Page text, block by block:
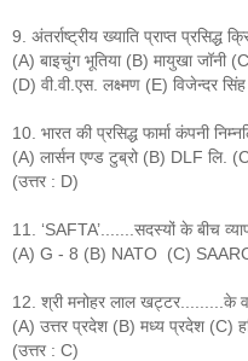
9. अंतर्राष्ट्रीय ख्याति प्राप्त
(A) बाइचुंग भूतिया (B) मायुखा जॉनी
(D) वी.वी.एस. लक्ष्मण (E) विजेन्दर
10. भारत की प्रसिद्ध फार्मा कंपनी
(A) लार्सन एण्ड टुब्रो (B) DLF लि.
(उत्तर : D)
11. ‘SAFTA’.......सदस्यों के बीच
(A) G - 8 (B) NATO (C)
12. श्री मनोहर लाल खट्टर.........के
(A) उत्तर प्रदेश (B) मध्य प्रदेश (C)
(उत्तर : C)